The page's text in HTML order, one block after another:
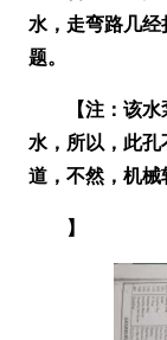
水，走弯路几
题。
【注：该
水，所以，此
道，不然，机械
】